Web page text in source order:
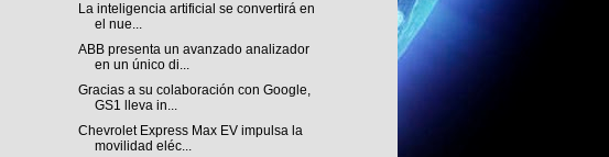
La inteligencia artificial se convertirá en
el nue...
ABB presenta un avanzado analizador
en un único di...
Gracias a su colaboración con Google,
GS1 lleva in...
Chevrolet Express Max EV impulsa la
movilidad eléc...